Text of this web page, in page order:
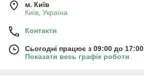
м. Київ
Київ, Україна
Контакти
Сьогодні працює з 09:00 до 17:00
Показати весь графік роботи